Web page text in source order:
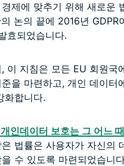
제에 맞추기 위해 새로운
논의 끝에 2016년 GDPR
효되었습니다.
이 지침은 모든 EU 회원국
을 마련하고, 개인 데이터
화합니다.
인데이터 보호는 그 어느
법률은 사용자가 자신의
수 있도록 마련되었습니